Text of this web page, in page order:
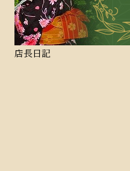
店長日記